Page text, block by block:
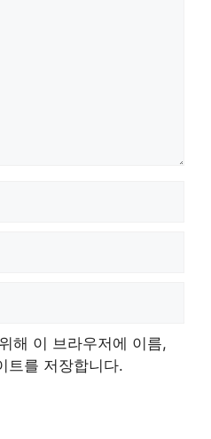
해 이 브라우저에 이름,
트를 저장합니다.